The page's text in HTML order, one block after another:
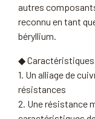
autres
reconnu en tant
béryllium.
◆ Caractéristiques
1. Un alliage de
résistances
2. Une résistance